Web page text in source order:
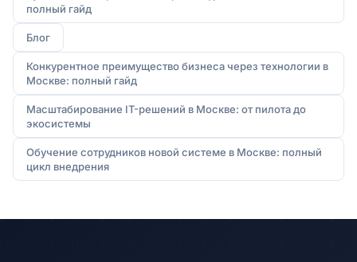
полный гайд
Блог
Конкурентное преимущество бизнеса через технологии в
Москве: полный гайд
Масштабирование IT-решений в Москве: от пилота до
экосистемы
Обучение сотрудников новой системе в Москве: полный
цикл внедрения